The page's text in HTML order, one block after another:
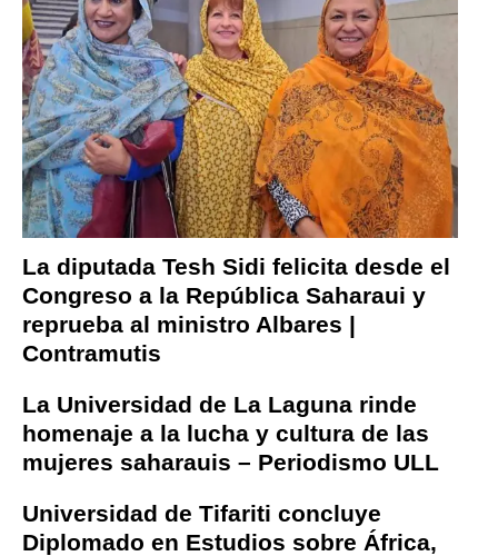
La diputada Tesh Sidi felicita desde el
Congreso a la República Saharaui y
reprueba al ministro Albares |
Contramutis
La Universidad de La Laguna rinde
homenaje a la lucha y cultura de las
mujeres saharauis – Periodismo ULL
Universidad de Tifariti concluye
Diplomado en Estudios sobre África,